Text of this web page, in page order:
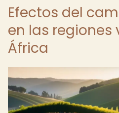
Efectos del
en las regiones
África